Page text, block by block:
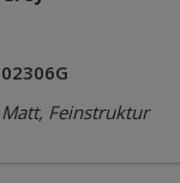
02306G
Matt, Feinstruktur